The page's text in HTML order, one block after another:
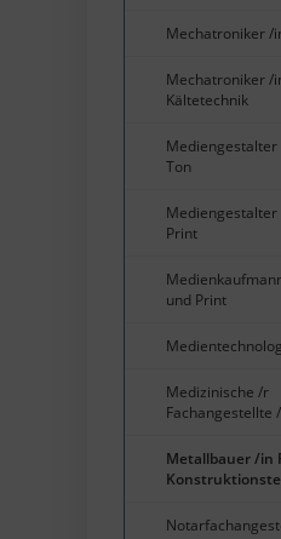
Mechatroniker /
Mechatroniker /
Kältetechnik
Mediengestalter
Ton
Print
und Print
Medizinische /r
Fachangestellte
Metallbauer /in